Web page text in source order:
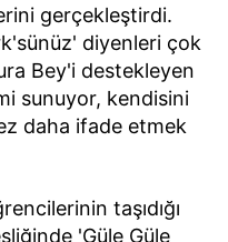
gerçekleştirdi.
diyenleri çok
Bey'i destekleyen
sunuyor, kendisini
daha ifade etmek
taşıdığı
'Güle Güle